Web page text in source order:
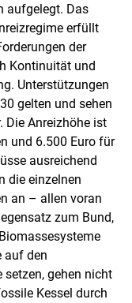
aufgelegt. Das
erfüllt
der
Kontinuität und
Unterstützungen
gelten und sehen
Die Anreizhöhe ist
und 6.500 Euro für
ausreichend
die einzelnen
an – allen voran
zum Bund,
auf den
gehen nicht
Kessel durch